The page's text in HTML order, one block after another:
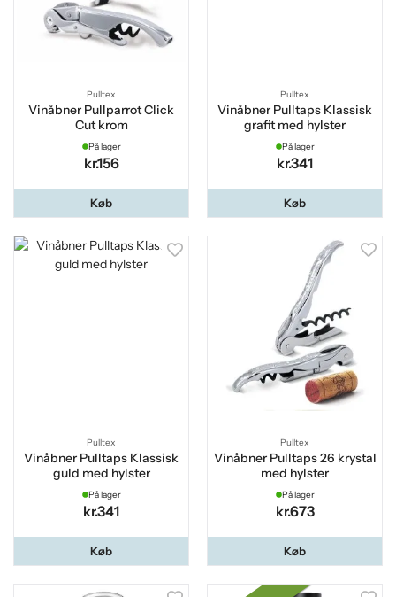
Pulltex
Vinåbner Pullparrot Click
Cut krom
På lager
kr.156
Køb
Pulltex
Vinåbner Pulltaps Klassisk
grafit med hylster
På lager
kr.341
Køb
Pulltex
Vinåbner Pulltaps Klassisk
guld med hylster
På lager
kr.341
Køb
Pulltex
Vinåbner Pulltaps 26 krystal
med hylster
På lager
kr.673
Køb